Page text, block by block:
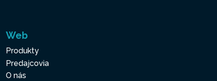
Web
Produkty
Predajcovia
O nás